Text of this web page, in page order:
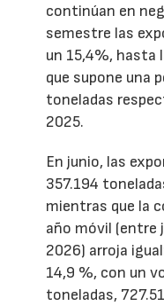
continúan en
semestre las
un 15,4%, hasta
que supone una
toneladas
2025.
En junio, las
357.194
mientras que la
año móvil (entre
2026) arroja
14,9 %, con un
toneladas,